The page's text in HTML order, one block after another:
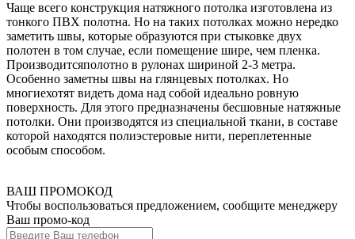
Чаще всего конструкция натяжного потолка изготовлена из
тонкого ПВХ полотна. Но на таких потолках можно нередко
заметить швы, которые образуются при стыковке двух
полотен в том случае, если помещение шире, чем пленка.
Производитсяполотно в рулонах шириной 2-3 метра.
Особенно заметны швы на глянцевых потолках. Но
многиехотят видеть дома над собой идеально ровную
поверхность. Для этого предназначены бесшовные натяжные
потолки. Они производятся из специальной ткани, в составе
которой находятся полиэстеровые нити, переплетенные
особым способом.
ВАШ ПРОМОКОД
Чтобы воспользоваться предложением, сообщите менеджеру
Ваш промо-код